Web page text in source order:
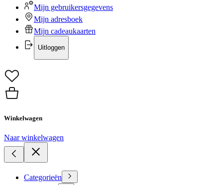
Mijn gebruikersgegevens
Mijn adresboek
Mijn cadeaukaarten
Uitloggen
Winkelwagen
Naar winkelwagen
Categorieën